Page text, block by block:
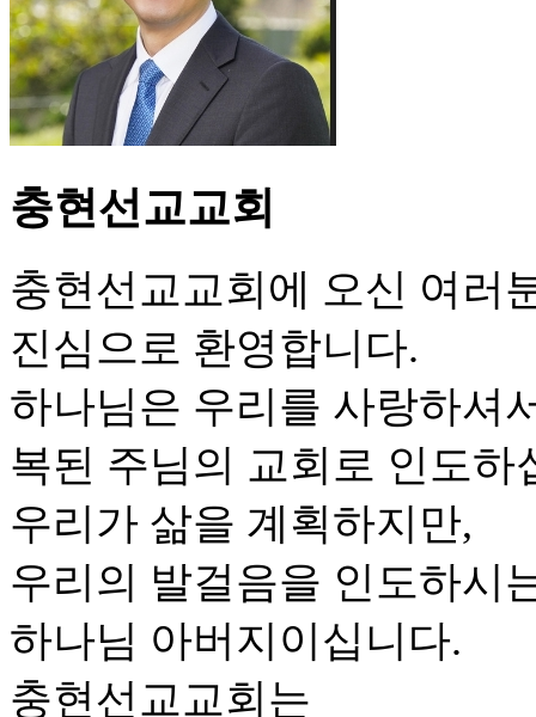
충현선교교회
충현선교교회에 오신 여러
진심으로 환영합니다.
하나님은 우리를 사랑하셔
복된 주님의 교회로 인도하
우리가 삶을 계획하지만,
우리의 발걸음을 인도하시
하나님 아버지이십니다.
충현선교교회는